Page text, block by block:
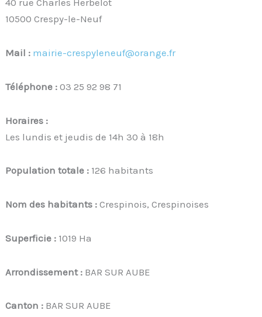
40 rue Charles Herbelot
10500 Crespy-le-Neuf
Mail : mairie-crespyleneuf@orange.fr
Téléphone :03 25 92 98 71
Horaires :
Les lundis et jeudis de 14h 30 à 18h
Population totale : 126 habitants
Nom des habitants :Crespinois, Crespinoises
Superficie : 1019 Ha
Arrondissement : BAR SUR AUBE
Canton : BAR SUR AUBE